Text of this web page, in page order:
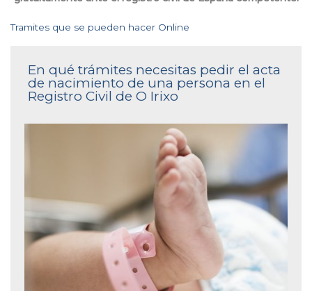
Tramites que se pueden hacer Online
En qué trámites necesitas pedir el acta
de nacimiento de una persona en el
Registro Civil de O Irixo